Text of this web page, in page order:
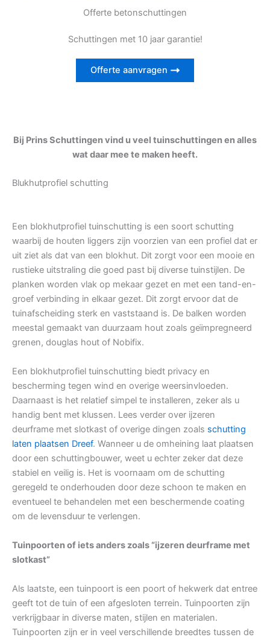
Offerte betonschuttingen
Schuttingen met 10 jaar garantie!
Offerte aanvragen
Bij Prins Schuttingen vind u veel tuinschuttingen en alles
wat daar mee te maken heeft.
Blukhutprofiel schutting
Een blokhutprofiel tuinschutting is een soort schutting
waarbij de houten liggers zijn voorzien van een profiel dat er
uit ziet als dat van een blokhut. Dit zorgt voor een mooie en
rustieke uitstraling die goed past bij diverse tuinstijlen. De
planken worden vlak op mekaar gezet en met een tand-en-
groef verbinding in elkaar gezet. Dit zorgt ervoor dat de
tuinafscheiding sterk en vaststaand is. De balken worden
meestal gemaakt van duurzaam hout zoals geïmpregneerd
grenen, douglas hout of Nobifix.
Een blokhutprofiel tuinschutting biedt privacy en
bescherming tegen wind en overige weersinvloeden.
Daarnaast is het relatief simpel te installeren, zeker als u
handig bent met klussen. Lees verder over ijzeren
deurframe met slotkast of overige dingen zoals schutting
laten plaatsen Dreef. Wanneer u de omheining laat plaatsen
door een schuttingbouwer, weet u echter zeker dat deze
stabiel en veilig is. Het is voornaam om de schutting
geregeld te onderhouden door deze schoon te maken en
eventueel te behandelen met een beschermende coating
om de levensduur te verlengen.
Tuinpoorten of iets anders zoals “ijzeren deurframe met
slotkast”
Als laatste, een tuinpoort is een poort of hekwerk dat entree
geeft tot de tuin of een afgesloten terrein. Tuinpoorten zijn
verkrijgbaar in diverse maten, stijlen en materialen.
Tuinpoorten zijn er in veel verschillende breedtes tussen de